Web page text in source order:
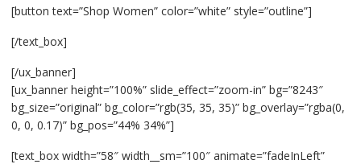
[button text=”Shop Women” color=”white” style=”outline”]
[/text_box]
[/ux_banner]
[ux_banner height=”100%” slide_effect=”zoom-in” bg=”8243″
bg_size=”original” bg_color=”rgb(35, 35, 35)” bg_overlay=”rgba(0,
0, 0, 0.17)” bg_pos=”44% 34%”]
[text_box width=”58″ width__sm=”100″ animate=”fadeInLeft”